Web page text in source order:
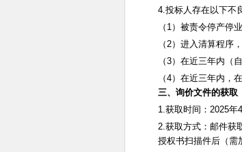
4.投标人存在以下不
（ 1）被责令停产停
（2）进入清算程序
（3）在近三年内（
（4）在近三年内，
三、询价文件的获取
1.获取时间： 2025年4
2.获取方式：邮件获
授权书扫描件后（需